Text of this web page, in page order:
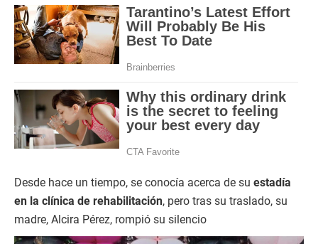
Desde hace un tiempo, se conocía acerca de su estadía
en la clínica de rehabilitación, pero tras su traslado, su
madre, Alcira Pérez, rompió su silencio